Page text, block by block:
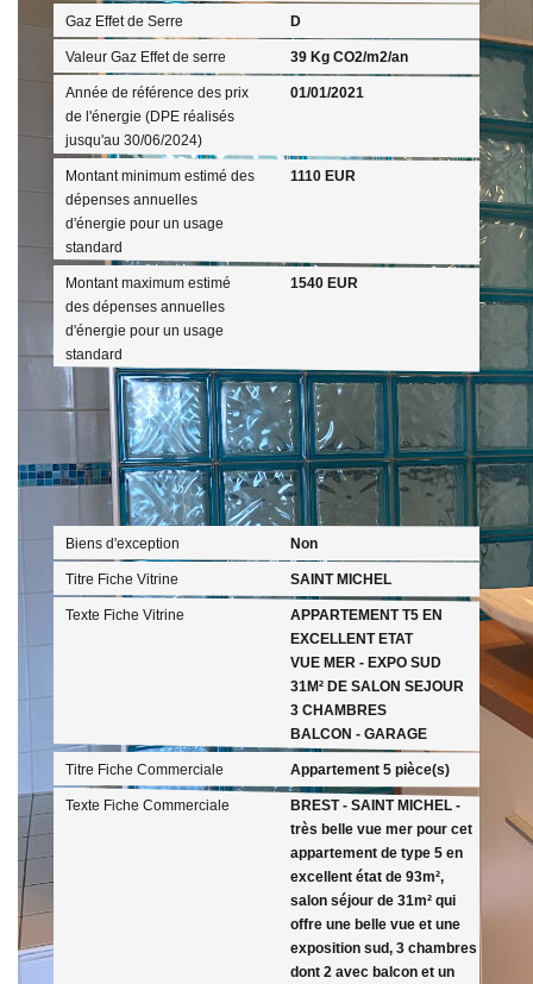
Gaz Effet de Serre D
Valeur Gaz Effet de serre 39 Kg CO2/m2/an
Année de référence des prix
de l'énergie (DPE réalisés
jusqu'au 30/06/2024)
01/01/2021
Montant minimum estimé des
dépenses annuelles
d'énergie pour un usage
standard
1110 EUR
Montant maximum estimé
des dépenses annuelles
d'énergie pour un usage
standard
1540 EUR
Publicité
Biens d'exception Non
Titre Fiche Vitrine SAINT MICHEL
Texte Fiche Vitrine
APPARTEMENT T5 EN
EXCELLENT ETAT
VUE MER - EXPO SUD
31M² DE SALON SEJOUR
3 CHAMBRES
BALCON - GARAGE
Titre Fiche Commerciale Appartement 5 pièce(s)
Texte Fiche Commerciale
BREST - SAINT MICHEL -
très belle vue mer pour cet
appartement de type 5 en
excellent état de 93m²,
salon séjour de 31m² qui
offre une belle vue et une
exposition sud, 3 chambres
dont 2 avec balcon et un